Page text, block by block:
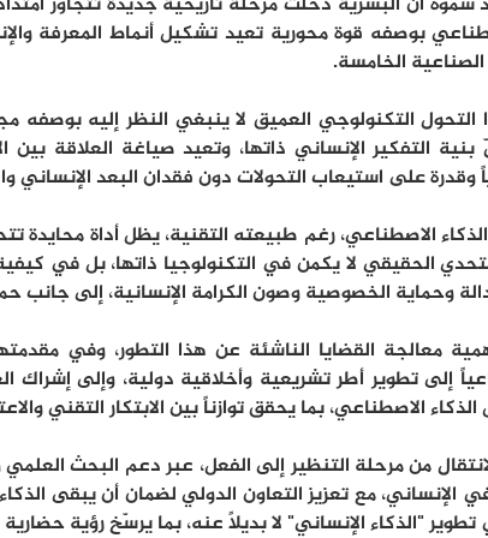
بوصفه قوة محورية تعيد تشكيل أنماط المعرفة
الخامسة.
التكنولوجي العميق لا ينبغي النظر إليه بوصفه
التفكير الإنساني ذاتها، وتعيد صياغة العلاقة بين
على استيعاب التحولات دون فقدان البعد الإنساني
الاصطناعي، رغم طبيعته التقنية، يظل أداة محايدة
الحقيقي لا يكمن في التكنولوجيا ذاتها، بل في
وحماية الخصوصية وصون الكرامة الإنسانية، إلى جانب
معالجة القضايا الناشئة عن هذا التطور، وفي
إلى تطوير أطر تشريعية وأخلاقية دولية، وإلى إشراك
الاصطناعي، بما يحقق توازناً بين الابتكار التقني
من مرحلة التنظير إلى الفعل، عبر دعم البحث
الإنساني، مع تعزيز التعاون الدولي لضمان أن يبقى
"الذكاء الإنساني" لا بديلاً عنه، بما يرسّخ رؤية حضارية